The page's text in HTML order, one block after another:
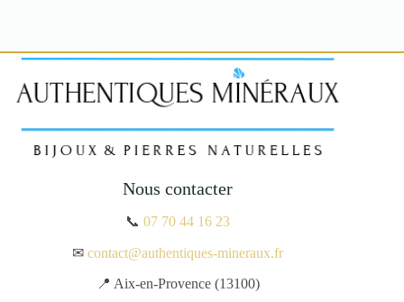
Nous contacter
📞07 70 44 16 23
✉contact@authentiques-mineraux.fr
📍 Aix-en-Provence (13100)